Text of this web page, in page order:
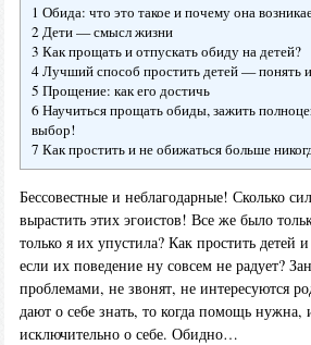
1 Обида: что это такое и почему она
2 Дети — смысл жизни
3 Как прощать и отпускать обиду на детей?
4 Лучший способ простить детей — понять
5 Прощение: как его достичь
6 Научиться прощать обиды, зажить
выбор!
7 Как простить и не обижаться больше
Бессовестные и неблагодарные! Сколько
вырастить этих эгоистов! Все же было
только я их упустила? Как простить детей
если их поведение ну совсем не радует?
проблемами, не звонят, не интересуются
дают о себе знать, то когда помощь нужна,
исключительно о себе. Обидно…